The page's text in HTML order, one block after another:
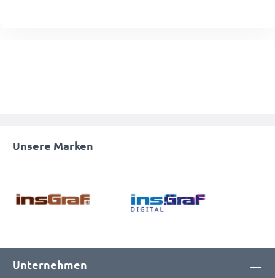
Unsere Marken
Unternehmen